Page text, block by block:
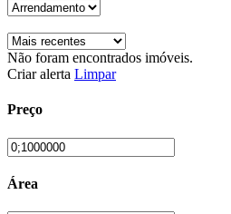
Não foram encontrados imóveis.
Criar alerta Limpar
Preço
Área